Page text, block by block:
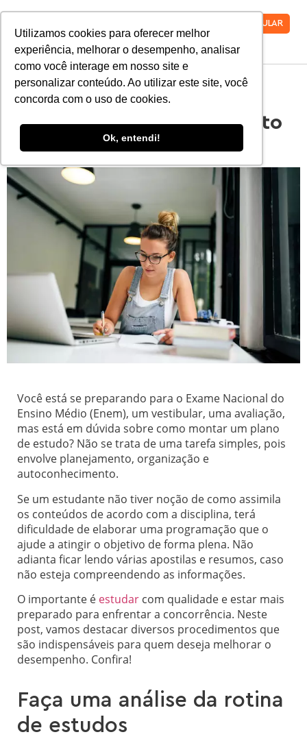
Utilizamos cookies para oferecer melhor
experiência, melhorar o desempenho, analisar
como você interage em nosso site e
personalizar conteúdo. Ao utilizar este site, você
concorda com o uso de cookies.
Ok, entendi!
VESTIBULAR
Aprenda como traçar um
plano de estudos completo
e efetivo!
Você está se preparando para o Exame Nacional do
Ensino Médio (Enem), um vestibular, uma avaliação,
mas está em dúvida sobre como montar um plano
de estudo? Não se trata de uma tarefa simples, pois
envolve planejamento, organização e
autoconhecimento.
Se um estudante não tiver noção de como assimila
os conteúdos de acordo com a disciplina, terá
dificuldade de elaborar uma programação que o
ajude a atingir o objetivo de forma plena. Não
adianta ficar lendo várias apostilas e resumos, caso
não esteja compreendendo as informações.
O importante é estudar com qualidade e estar mais
preparado para enfrentar a concorrência. Neste
post, vamos destacar diversos procedimentos que
são indispensáveis para quem deseja melhorar o
desempenho. Confira!
Faça uma análise da rotina
de estudos